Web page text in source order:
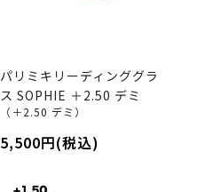
パリミキリーディンググラ
ス SOPHIE ＋2.50 デミ
（＋2.50 デミ）
5,500円(税込)